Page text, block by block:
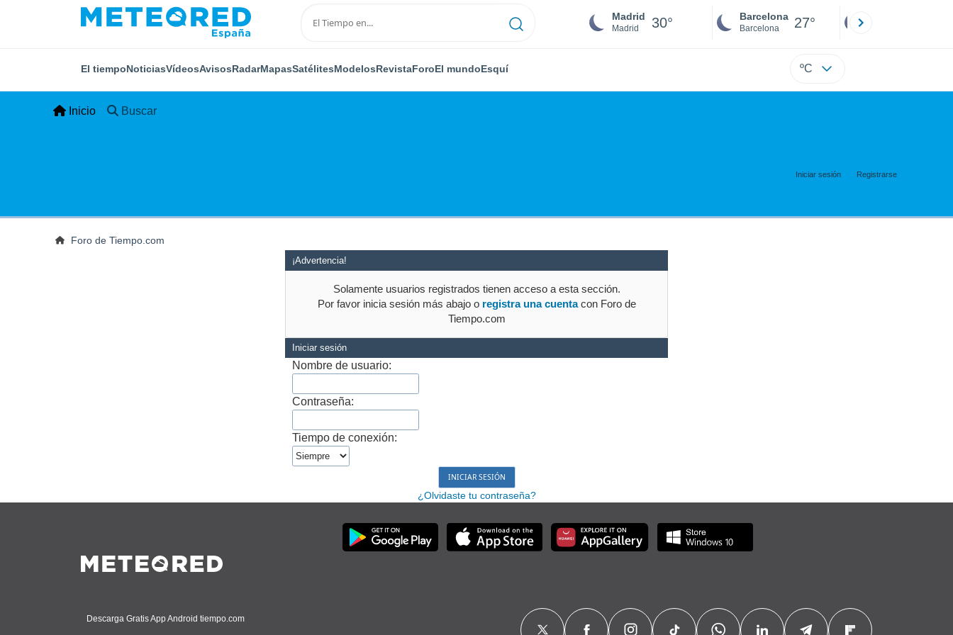
Madrid
Madrid 30° Barcelona
Barcelona 27°
El tiempoNoticiasVídeosAvisosRadarMapasSatélitesModelosRevistaForoEl mundoEsquí ºC
Inicio Buscar
Iniciar sesión Registrarse
Foro de Tiempo.com
¡Advertencia!
Solamente usuarios registrados tienen acceso a esta sección.
Por favor inicia sesión más abajo o registra una cuentacon Foro de
Tiempo.com
Iniciar sesión
Nombre de usuario:
Contraseña:
Tiempo de conexión:
¿Olvidaste tu contraseña?
Descarga Gratis App Android tiempo.com